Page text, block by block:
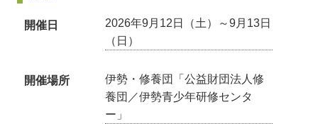
開催日
2026年9月12日（土）～9月13日
（日）
開催場所
伊勢・修養団「公益財団法人修
養団／伊勢青少年研修センタ
ー」